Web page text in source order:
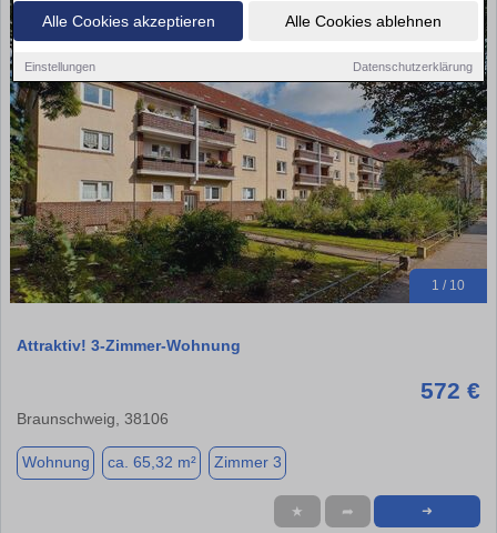
Alle Cookies akzeptieren Alle Cookies ablehnen
Einstellungen Datenschutzerklärung
1 / 10
Attraktiv! 3-Zimmer-Wohnung
572 €
Braunschweig, 38106
Wohnung ca. 65,32 m² Zimmer 3
★ ➦ ➜